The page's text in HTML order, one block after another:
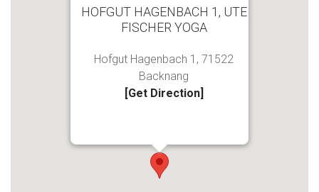
HOFGUT HAGENBACH 1, UTE
FISCHER YOGA
Hofgut Hagenbach 1, 71522
Backnang
[Get Direction]